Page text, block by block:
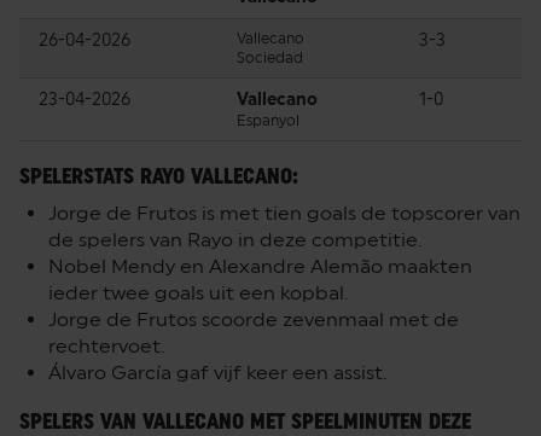
26-04-2026
Vallecano
Sociedad
3-3
23-04-2026 Vallecano
Espanyol
1-0
SPELERSTATS RAYO VALLECANO:
Jorge de Frutos is met tien goals de topscorer van
de spelers van Rayo in deze competitie.
Nobel Mendy en Alexandre Alemão maakten
ieder twee goals uit een kopbal.
Jorge de Frutos scoorde zevenmaal met de
rechtervoet.
Álvaro García gaf vijf keer een assist.
SPELERS VAN VALLECANO MET SPEELMINUTEN DEZE